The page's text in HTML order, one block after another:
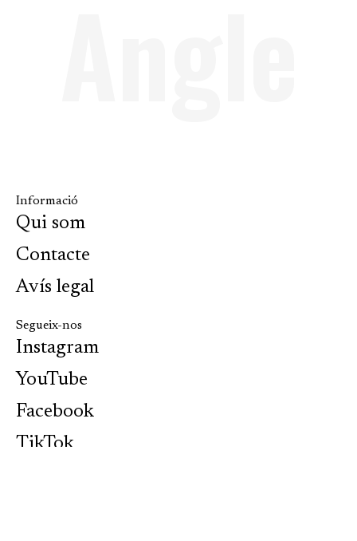
Informació
Qui som
Contacte
Avís legal
Segueix-nos
Instagram
YouTube
Facebook
TikTok